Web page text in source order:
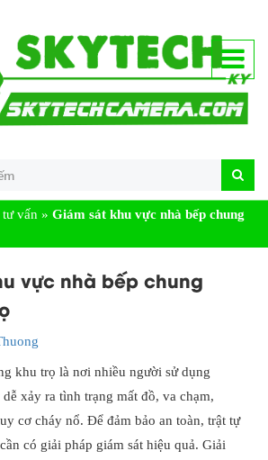
vấn » Giám sát khu vực nhà bếp chung
vực nhà bếp chung
khu trọ là nơi nhiều người sử dụng
xảy ra tình trạng mất đồ, va chạm,
cơ cháy nổ. Để đảm bảo an toàn, trật tự
có giải pháp giám sát hiệu quả. Giải